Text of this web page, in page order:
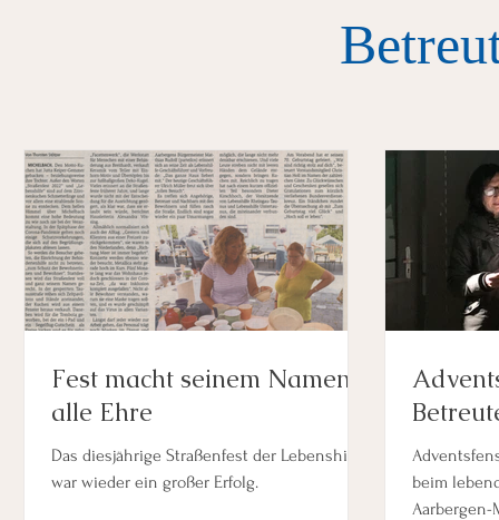
Fest macht seinem Namen
alle Ehre
Das diesjährige Straßenfest der Lebenshilfe
war wieder ein großer Erfolg.
beim
Aarbergen-